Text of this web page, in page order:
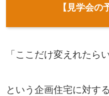
【見学会の
「ここだけ変えれたら
という企画住宅に対す